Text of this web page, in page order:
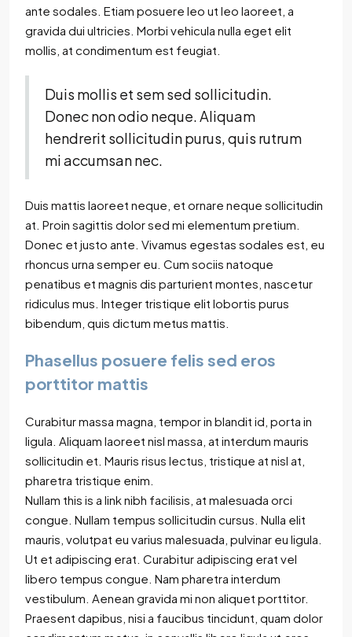
ante sodales. Etiam posuere leo ut leo laoreet, a
gravida dui ultricies. Morbi vehicula nulla eget elit
mollis, at condimentum est feugiat.
Duis mollis et sem sed sollicitudin.
Donec non odio neque. Aliquam
hendrerit sollicitudin purus, quis rutrum
mi accumsan nec.
Duis mattis laoreet neque, et ornare neque sollicitudin
at. Proin sagittis dolor sed mi elementum pretium.
Donec et justo ante. Vivamus egestas sodales est, eu
rhoncus urna semper eu. Cum sociis natoque
penatibus et magnis dis parturient montes, nascetur
ridiculus mus. Integer tristique elit lobortis purus
bibendum, quis dictum metus mattis.
Phasellus posuere felis sed eros
porttitor mattis
Curabitur massa magna, tempor in blandit id, porta in
ligula. Aliquam laoreet nisl massa, at interdum mauris
sollicitudin et. Mauris risus lectus, tristique at nisl at,
pharetra tristique enim.
Nullam this is a link nibh facilisis, at malesuada orci
congue. Nullam tempus sollicitudin cursus. Nulla elit
mauris, volutpat eu varius malesuada, pulvinar eu ligula.
Ut et adipiscing erat. Curabitur adipiscing erat vel
libero tempus congue. Nam pharetra interdum
vestibulum. Aenean gravida mi non aliquet porttitor.
Praesent dapibus, nisi a faucibus tincidunt, quam dolor